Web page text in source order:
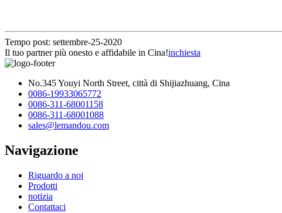
Tempo post: settembre-25-2020
Il tuo partner più onesto e affidabile in Cina!inchiesta
No.345 Youyi North Street, città di Shijiazhuang, Cina
0086-19933065772
0086-311-68001158
0086-311-68001088
sales@lemandou.com
Navigazione
Riguardo a noi
Prodotti
notizia
Contattaci